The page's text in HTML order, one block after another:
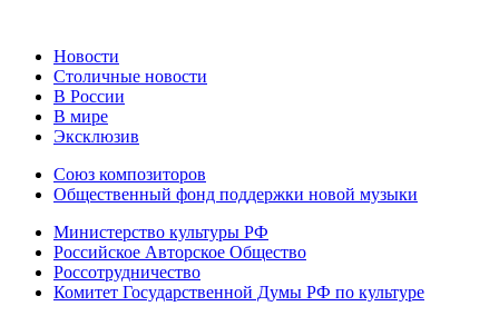
Новости
Столичные новости
В России
В мире
Эксклюзив
Союз композиторов
Общественный фонд поддержки новой музыки
Министерство культуры РФ
Российское Авторское Общество
Россотрудничество
Комитет Государственной Думы РФ по культуре